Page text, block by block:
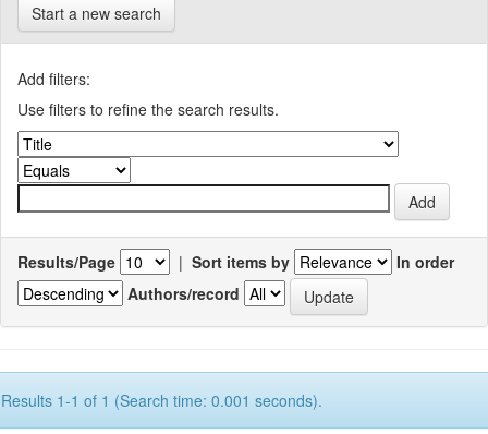
Start a new search
Add filters:
Use filters to refine the search results.
Results/Page | Sort items by
In order
Authors/record
Results 1-1 of 1 (Search time: 0.001 seconds).